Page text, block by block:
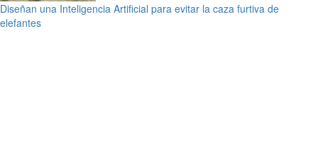
Diseñan una Inteligencia Artificial para evitar la caza furtiva de
elefantes